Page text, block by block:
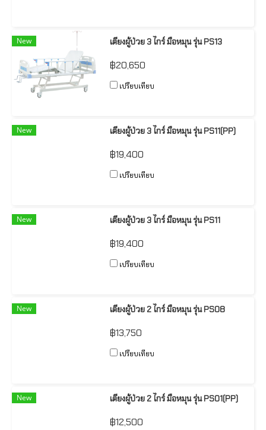
New เตียงผู้ป่วย 3 ไกร์ มือหมุน รุ่น PS13
฿20,650
เปรียบเทียบ
New เตียงผู้ป่วย 3 ไกร์ มือหมุน รุ่น PS11(PP)
฿19,400
เปรียบเทียบ
New เตียงผู้ป่วย 3 ไกร์ มือหมุน รุ่น PS11
฿19,400
เปรียบเทียบ
New เตียงผู้ป่วย 2 ไกร์ มือหมุน รุ่น PS08
฿13,750
เปรียบเทียบ
New เตียงผู้ป่วย 2 ไกร์ มือหมุน รุ่น PS01(PP)
฿12,500